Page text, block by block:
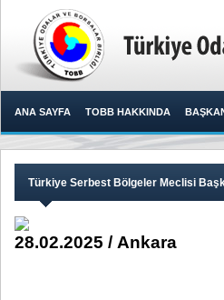
ANA SAYFA TOBB HAKKINDA
Türkiye Serbest Bölgeler Meclisi
28.02.2025 / Ankara